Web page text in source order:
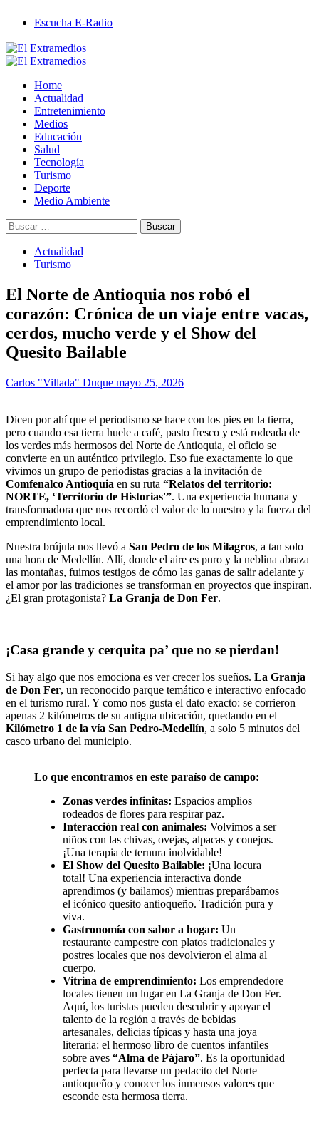
contenido
Escucha E-Radio
Primary
Home
Actualidad
Entretenimiento
Medios
Educación
Salud
Tecnología
Turismo
Deporte
Medio Ambiente
Buscar:
Actualidad
Turismo
El Norte de Antioquia nos robó el
corazón: Crónica de un viaje entre vacas,
cerdos, mucho verde y el Show del
Quesito Bailable
Carlos "Villada" Duque mayo 25, 2026
Dicen por ahí que el periodismo se hace con los pies en la tierra,
pero cuando esa tierra huele a café, pasto fresco y está rodeada de
los verdes más hermosos del Norte de Antioquia, el oficio se
convierte en un auténtico privilegio. Eso fue exactamente lo que
vivimos un grupo de periodistas gracias a la invitación de
Comfenalco Antioquia en su ruta “Relatos del territorio:
NORTE, ‘Territorio de Historias'”. Una experiencia humana y
transformadora que nos recordó el valor de lo nuestro y la fuerza del
emprendimiento local.
Nuestra brújula nos llevó a San Pedro de los Milagros, a tan solo
una hora de Medellín. Allí, donde el aire es puro y la neblina abraza
las montañas, fuimos testigos de cómo las ganas de salir adelante y
el amor por las tradiciones se transforman en proyectos que inspiran.
¿El gran protagonista? La Granja de Don Fer.
¡Casa grande y cerquita pa’ que no se pierdan!
Si hay algo que nos emociona es ver crecer los sueños. La Granja
de Don Fer, un reconocido parque temático e interactivo enfocado
en el turismo rural. Y como nos gusta el dato exacto: se corrieron
apenas 2 kilómetros de su antigua ubicación, quedando en el
Kilómetro 1 de la vía San Pedro-Medellín, a solo 5 minutos del
casco urbano del municipio.
Lo que encontramos en este paraíso de campo:
Zonas verdes infinitas: Espacios amplios
rodeados de flores para respirar paz.
Interacción real con animales: Volvimos a ser
niños con las chivas, ovejas, alpacas y conejos.
¡Una terapia de ternura inolvidable!
El Show del Quesito Bailable: ¡Una locura
total! Una experiencia interactiva donde
aprendimos (y bailamos) mientras preparábamos
el icónico quesito antioqueño. Tradición pura y
viva.
Gastronomía con sabor a hogar: Un
restaurante campestre con platos tradicionales y
postres locales que nos devolvieron el alma al
cuerpo.
Vitrina de emprendimiento: Los emprendedore
locales tienen un lugar en La Granja de Don Fer.
Aquí, los turistas pueden descubrir y apoyar el
talento de la región a través de bebidas
artesanales, delicias típicas y hasta una joya
literaria: el hermoso libro de cuentos infantiles
sobre aves “Alma de Pájaro”. Es la oportunidad
perfecta para llevarse un pedacito del Norte
antioqueño y conocer los inmensos valores que
esconde esta hermosa tierra.